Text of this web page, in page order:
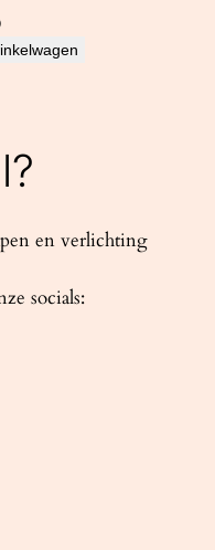
en verlichting
socials: